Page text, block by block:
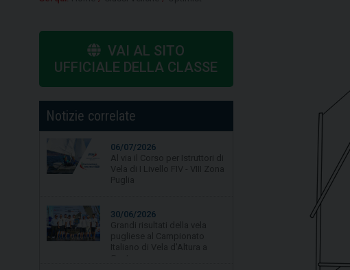
VAI AL SITO
UFFICIALE DELLA CLASSE
Notizie correlate
06/07/2026
pugliese al Campionato
Italiano di Vela d'Altura a